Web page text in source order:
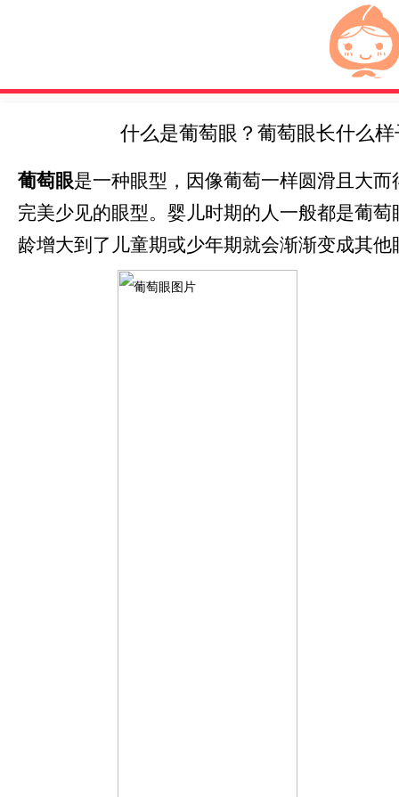
什么是葡萄眼？葡萄眼长什么样
葡萄眼是一种眼型，因像葡萄一样圆滑且大而
完美少见的眼型。婴儿时期的人一般都是葡萄
龄增大到了儿童期或少年期就会渐渐变成其他